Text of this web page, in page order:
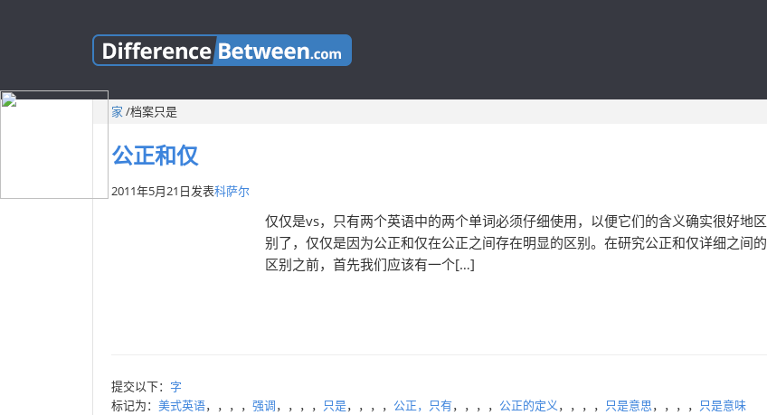
家 /档案只是
公正和仅
2011年5月21日发表科萨尔
仅仅是vs，只有两个英语中的两个单词必须仔细使用，以便它们的含义确实很好地区
别了，仅仅是因为公正和仅在公正之间存在明显的区别。在研究公正和仅详细之间的
区别之前，首先我们应该有一个[…]
提交以下： 字
标记为： 美式英语，，，， 强调，，，， 只是，，，， 公正，只有，，，， 公正的定义，，，， 只是意思，，，， 只是意味